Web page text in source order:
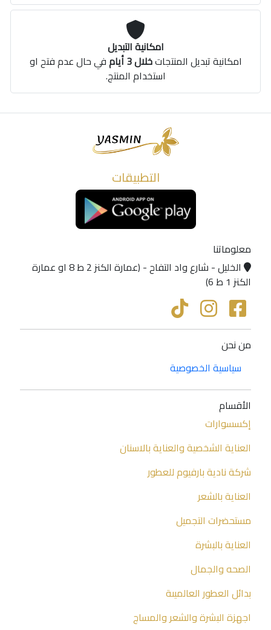
امكانية التبديل
امكانية تبديل المنتجاتخلال 3 أيام
في حال عدم فتح او
استخدام المنتج.
التطبيقات
معلوماتنا
الخليل - شارع واد التفاح - (عمارة الكنز 2 ط 8 او عمارة
الكنز 1 ط 6)
من نحن
سياسية الخصوصية
الأقسام
إكسسوارات
العناية الشخصية والعناية بالاسنان
شركة نادية بارفيوم للعطور
العناية بالشعر
مستحضرات التجميل
العناية بالبشرة
الصحه والجمال
بدائل العطور العالميىة
اجهزة البشرة والشعر والمساج